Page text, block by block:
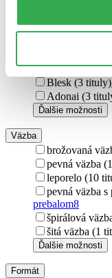
HladoHlas (3
Barrister &
Könemann (3
Thovt (3 tituly)
Blesk (3 tituly)
Adonai (3
Ďalšie možnosti
Väzba
brožovaná
pevná väzba
leporelo (10
pevná väzba
prebalom8
špirálová
šitá väzba (1
Ďalšie možnosti
Formát